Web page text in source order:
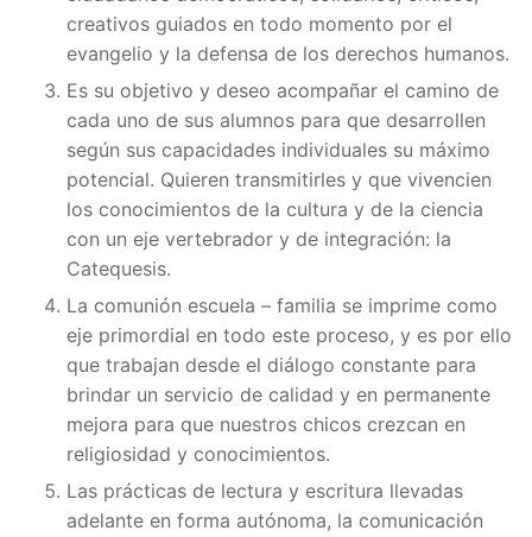
creativos guiados en todo momento por el
evangelio y la defensa de los derechos humanos.
Es su objetivo y deseo acompañar el camino de
cada uno de sus alumnos para que desarrollen
según sus capacidades individuales su máximo
potencial. Quieren transmitirles y que vivencien
los conocimientos de la cultura y de la ciencia
con un eje vertebrador y de integración: la
Catequesis.
La comunión escuela – familia se imprime como
eje primordial en todo este proceso, y es por ello
que trabajan desde el diálogo constante para
brindar un servicio de calidad y en permanente
mejora para que nuestros chicos crezcan en
religiosidad y conocimientos.
Las prácticas de lectura y escritura llevadas
adelante en forma autónoma, la comunicación